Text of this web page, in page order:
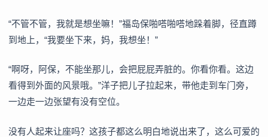
“不管不管，我就是想坐嘛！”福岛保啪嗒啪嗒地跺着脚，径直蹲
到地上，“我要坐下来，妈，我想坐！”
“啊呀，阿保，不能坐那儿，会把屁屁弄脏的。你看你看。这边
看得到外面的风景哦。”洋子把儿子拉起来，带他走到车门旁，
一边走一边张望有没有空位。
没有人起来让座吗？这孩子都这么明白地说出来了，这么可爱的